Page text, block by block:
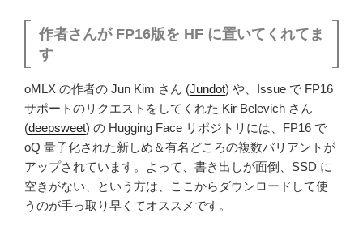
作者さんが FP16版を HF に置いてくれてま
す
oMLX の作者の Jun Kim さん (Jundot) や、Issue で FP16
サポートのリクエストをしてくれた Kir Belevich さん
(deepsweet) の Hugging Face リポジトリには、FP16 で
oQ 量子化された新しめ＆有名どころの複数バリアントが
アップされています。よって、書き出しが面倒、SSD に
空きがない、という方は、ここからダウンロードして使
うのが手っ取り早くてオススメです。